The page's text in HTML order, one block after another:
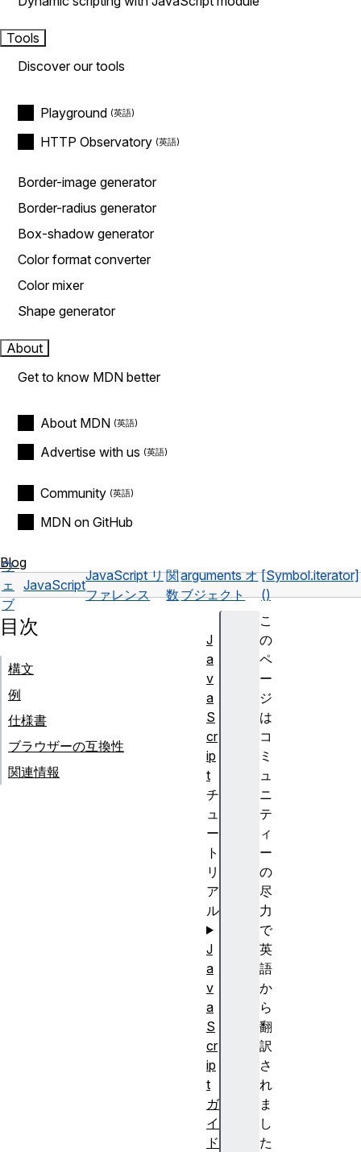
Tools
Discover our tools
Playground
HTTP Observatory
Border-image generator
Border-radius generator
Box-shadow generator
Color format converter
Color mixer
Shape generator
About
Get to know MDN better
About MDN
Advertise with us
Community
MDN on GitHub
Blog
ウ
ェ
ブ
JavaScript
JavaScript リ
ファレンス
関
数
arguments オ
ブジェクト
[Symbol.iterator]
()
こ
の
ペ
ー
ジ
は
コ
ミ
ュ
ニ
テ
ィ
ー
の
尽
力
で
英
語
か
ら
翻
訳
さ
れ
ま
し
た
目次
構文
例
仕様書
ブラウザーの互換性
関連情報
J
a
v
a
S
cr
ip
t
チ
ュ
ー
ト
リ
ア
ル
J
a
v
a
S
cr
ip
t
ガ
イ
ド